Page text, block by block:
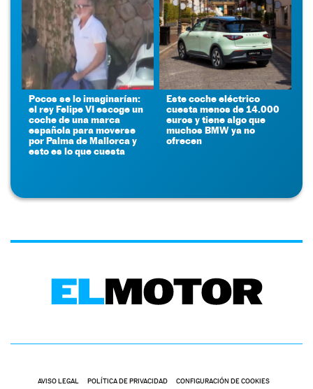
Pocos se lo imaginarían:
el rey Felipe VI escoge un
coche de una marca
española para moverse
por Palma de Mallorca y
esto es lo que cuesta
Este coche eléctrico
cuesta menos de 14.000
euros y tiene algo que
muchos BMW ya no
ofrecen
AVISO LEGAL POLÍTICA DE PRIVACIDAD CONFIGURACIÓN DE COOKIES